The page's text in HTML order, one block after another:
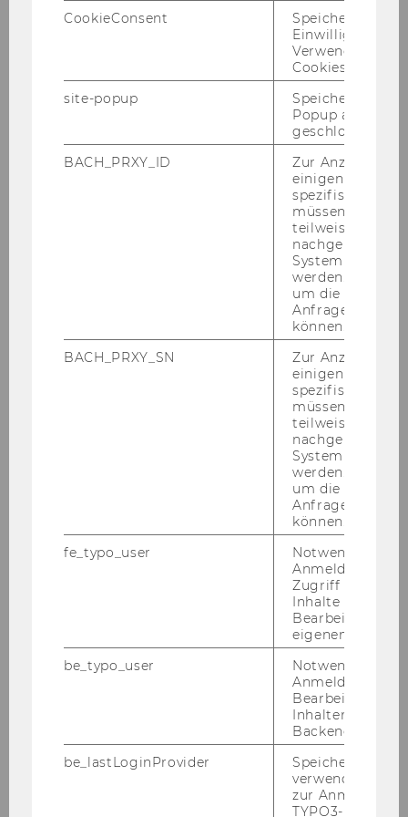
Exercise No. 1: Hierarchical Organisation
Structure
Exercise No. 2: Person in Organisation
Exercise No. 3: Customer Discounts
Exercise No. 5: Material and Supplier
Exercise No. 7: Simple Flight Database
Exercise No. 10: Project Management
Exercise No. 11: Credit Limit Check (Simplified)
Exercise No. 12: Customer Creation from a SD
Perspective
Exercise No. 13: Customer Creation from an AR
Perspective
Exercise No. 14: A Classical Sales Order
CookieConsent
Speichert Ihre
Einwilligung zur
Verwendung von
Cookies.
site-popup
Speichert ob ein
Popup
geschlossen
BACH_PRXY_ID
Zur Anzeige von
einigen WU-
spezifischen
müssen
teilweise von
nachgelagerten
System
werden.
um die Antwort
Anfrage
können.
BACH_PRXY_SN
Zur Anzeige von
einigen WU-
spezifischen
müssen
teilweise von
nachgelagerten
System
werden.
um die Antwort
Anfrage
können.
fe_typo_user
Notwendig für
Anmeldung und
Zugriff auf
Inhalte oder zur
Bearbeitung des
eigenen Profils.
be_typo_user
Notwendig für
Anmeldung und
Bearbeitung von
Inhalten im
Backend.
be_lastLoginProvider
Speichert die
verwendete
zur Anmeldung
TYPO3-Backend.